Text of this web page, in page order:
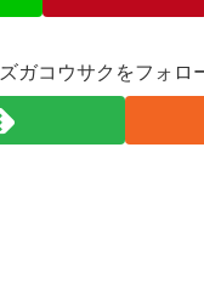
ズガコウサクをフォロ